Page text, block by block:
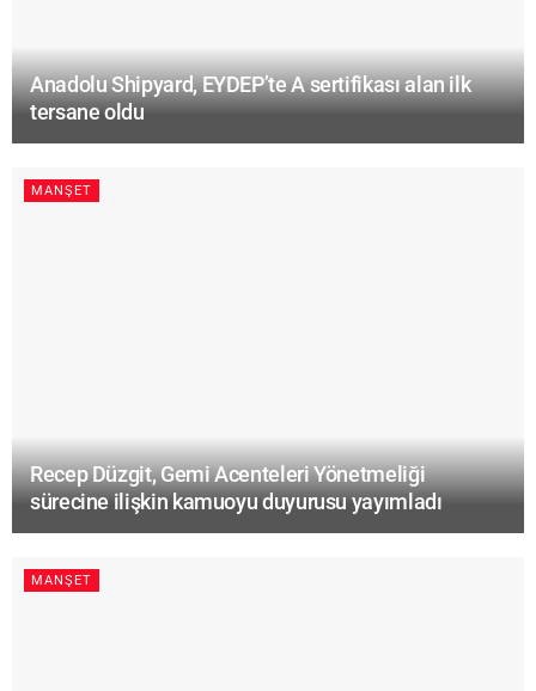
Anadolu Shipyard, EYDEP’te A sertifikası alan ilk
tersane oldu
MANŞET
Recep Düzgit, Gemi Acenteleri Yönetmeliği
sürecine ilişkin kamuoyu duyurusu yayımladı
MANŞET